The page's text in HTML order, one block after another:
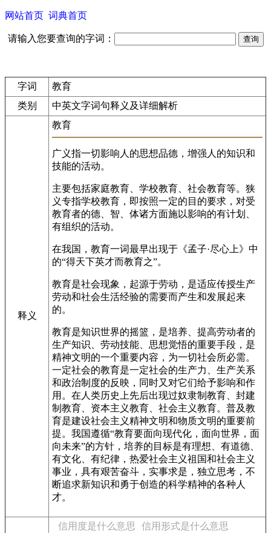
网站首页 词典首页
请输入您要查询的字词：
字词
教育
类别
中英文字词句释义及详细解析
释义
教育
广义指一切影响人的思想品德，增强人的知识和
技能的活动。
主要包括家庭教育、学校教育、社会教育等。狭
义专指学校教育，即按照一定的目的要求，对受
教育者的德、智、体诸方面施以影响的有计划、
有组织的活动。
在我国，教育一词最早出现于《孟子·尽心上》中
的“得天下英才而教育之”。
教育是社会现象，起源于劳动，是适应传授生产
劳动和社会生活经验的需要而产生和发展起来
的。
教育是知识世界的摇篮，是培养、提高劳动者的
生产知识、劳动技能、思想觉悟的重要手段，是
精神文明的一个重要内容，为一切社会所必需。
一定社会的教育是一定社会的生产力、生产关系
和政治制度的反映，同时又对它们给予影响和作
用。在人类历史上先后出现过奴隶制教育、封建
制教育、资本主义教育、社会主义教育。普及教
育是建设社会主义精神文明和物质文明的重要前
提。我国遵循“教育要面向现代化，面向世界，面
向未来”的方针，培养的目标是有理想、有道德、
有文化、有纪律，热爱社会主义祖国和社会主义
事业，具有艰苦奋斗，实事求是，独立思考，不
断追求新知识和勇于创造的科学精神的各种人
才。
信用度是什么意思
信用形式是什么意思